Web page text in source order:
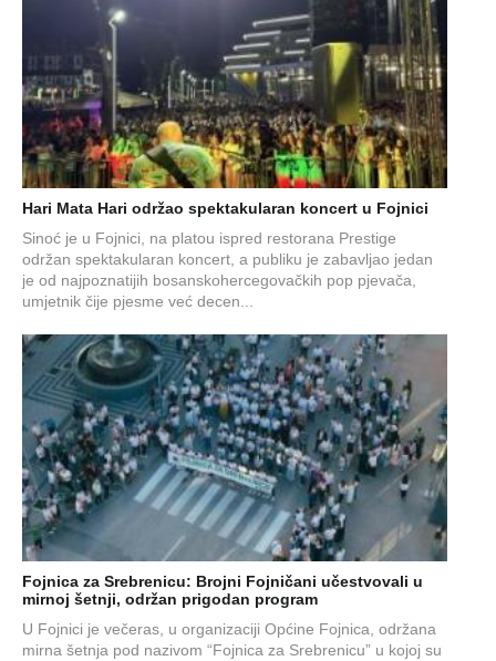
Hari Mata Hari održao spektakularan koncert u Fojnici
Sinoć je u Fojnici, na platou ispred restorana Prestige
održan spektakularan koncert, a publiku je zabavljao jedan
je od najpoznatijih bosanskohercegovačkih pop pjevača,
umjetnik čije pjesme već decen...
Fojnica za Srebrenicu: Brojni Fojničani učestvovali u
mirnoj šetnji, održan prigodan program
U Fojnici je večeras, u organizaciji Općine Fojnica, održana
mirna šetnja pod nazivom “Fojnica za Srebrenicu” u kojoj su